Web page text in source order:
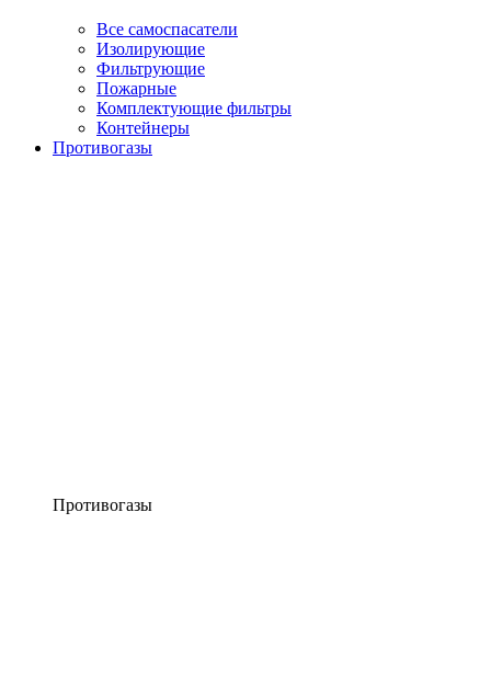
Все самоспасатели
Изолирующие
Фильтрующие
Пожарные
Комплектующие фильтры
Контейнеры
Противогазы
Противогазы